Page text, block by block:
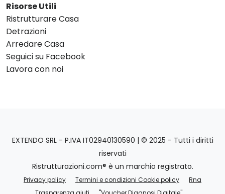
Risorse Utili
Ristrutturare Casa
Detrazioni
Arredare Casa
Seguici su Facebook
Lavora con noi
EXTENDO SRL - P.IVA IT02940130590 | © 2025 - Tutti i diritti
riservati
Ristrutturazioni.com® è un marchio registrato.
Privacy policy Termini e condizioni Cookie policy
Rna